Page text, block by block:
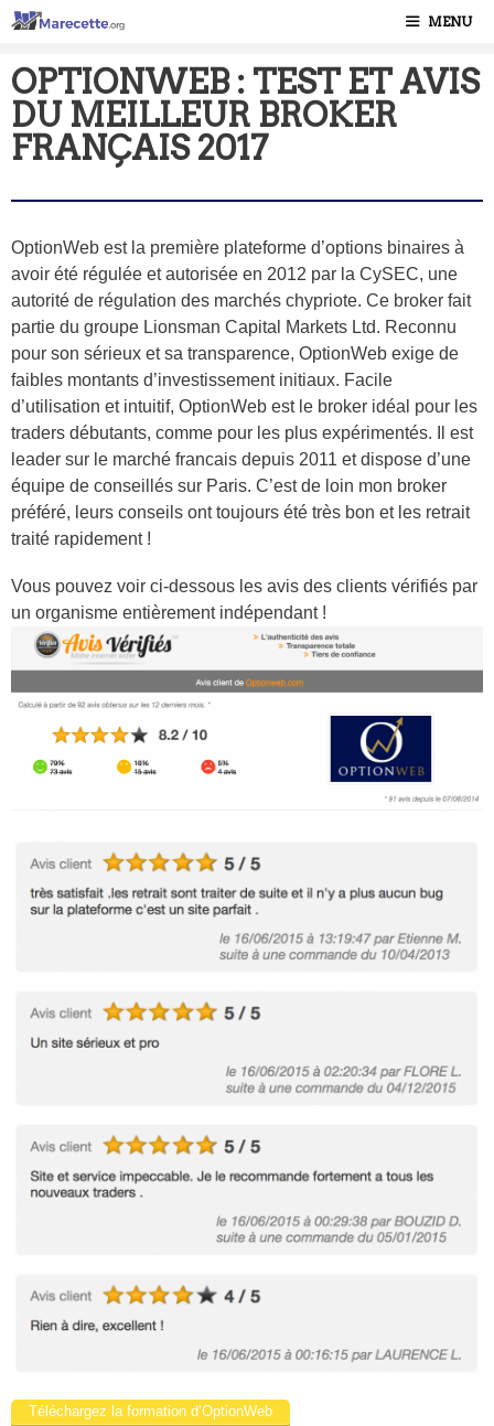
MENU
OPTIONWEB : TEST ET AVIS
DU MEILLEUR BROKER
FRANÇAIS 2017
OptionWeb est la première plateforme d’options binaires à
avoir été régulée et autorisée en 2012 par la CySEC, une
autorité de régulation des marchés chypriote. Ce broker fait
partie du groupe Lionsman Capital Markets Ltd. Reconnu
pour son sérieux et sa transparence, OptionWeb exige de
faibles montants d’investissement initiaux. Facile
d’utilisation et intuitif, OptionWeb est le broker idéal pour les
traders débutants, comme pour les plus expérimentés. Il est
leader sur le marché francais depuis 2011 et dispose d’une
équipe de conseillés sur Paris. C’est de loin mon broker
préféré, leurs conseils ont toujours été très bon et les retrait
traité rapidement !
Vous pouvez voir ci-dessous les avis des clients vérifiés par
un organisme entièrement indépendant !
Téléchargez la formation d’OptionWeb